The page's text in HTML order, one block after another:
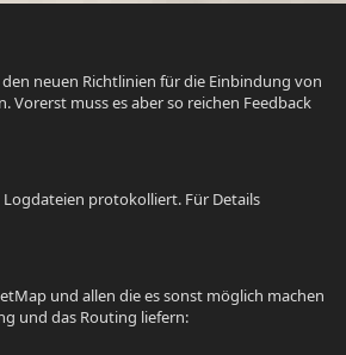
neuen Richtlinien für die Einbindung von
muss es aber so reichen Feedback
protokolliert. Für Details
und allen die es sonst möglich machen
und das Routing liefern: